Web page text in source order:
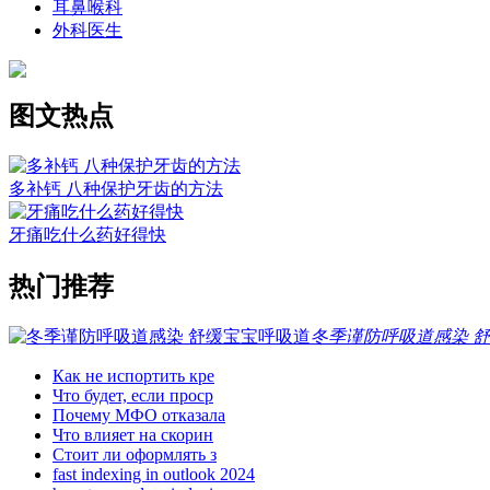
耳鼻喉科
外科医生
图文热点
多补钙 八种保护牙齿的方法
牙痛吃什么药好得快
热门推荐
冬季谨防呼吸道感染
Как не испортить кре
Что будет, если проср
Почему МФО отказала
Что влияет на скорин
Стоит ли оформлять з
fast indexing in outlook 2024